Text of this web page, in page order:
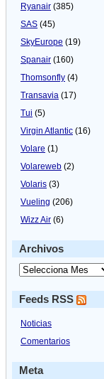
Ryanair (385)
SAS (45)
SkyEurope (19)
Spanair (160)
Thomsonfly (4)
Transavia (17)
Tui (5)
Virgin Atlantic (16)
Volare (1)
Volareweb (2)
Volaris (3)
Vueling (206)
Wizz Air (6)
Archivos
Feeds RSS
Noticias
Comentarios
Meta